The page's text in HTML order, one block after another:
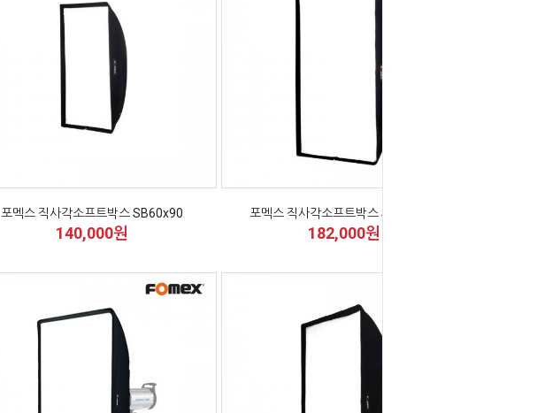
포멕스 직사각소프트박스 SB60x90
140,000원
포멕스 직사각소프트박스 SB90x120
182,000원